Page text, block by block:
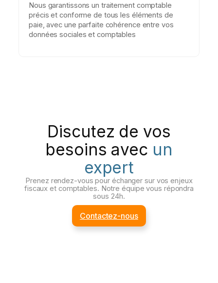
Nous garantissons un traitement comptable
précis et conforme de tous les éléments de
paie, avec une parfaite cohérence entre vos
données sociales et comptables
Discutez de vos
besoins avec un
expert
Prenez rendez-vous pour échanger sur vos enjeux
fiscaux et comptables. Notre équipe vous répondra
sous 24h.
Contactez-nous